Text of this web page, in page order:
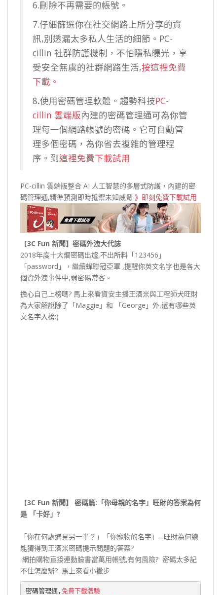
6.刪除不再需要的帳號。
7.仔細篩選你在社交網路上所分享的資
訊,別透漏太多私人生活的細節。PC-
cillin 社群防護機制，不怕隱私曝光，享
受安全無虞的社群網路生活,按這裡免費
下載。
8.使用密碼管理軟體。趨勢科技PC-
cillin 雲端版內建的密碼管理通可為你管
理每一個網路帳號的密碼。它可自動管
理多個密碼，為你省去複雜的管理程
序。到這裡免費下載試用
PC-cillin 雲端版整合 AI 人工智慧的多層式防護，內建的密
碼管理通,精準預測即時抵禦未知威脅 》即刻免費下載試用
【3C Fun 新聞】密碼外洩大代誌
2018年度十大爛密碼出爐,不出所料「123456」
「password」，繼續蟬聯冠亞軍 ,提醒你英文名字也是各大
個資外洩事件中,弱密碼常客。
擔心自己上榜嗎? 馬上來看資安主播王酒米與工程師犬旺財
為大家解說除了「Maggie」和 「George」外,還有哪些英
文名字入榜:)
【3C Fun 新聞】
密碼篇:「你母親的名字」旺財的答案為何
是 「卡好」?
「你在何處遇見另一半？」「你寵物的名字」…旺財為何總
能猜得到王酒米密碼提示問題的答案?
網拍購物直接連動臉書當萬用帳號,有何風險? 密碼太多記
不住怎麼辦? 馬上來看小撇步
密碼管理通, 免費下載體驗